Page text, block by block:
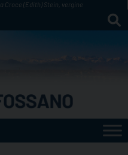
Croce (Edith) Stein, vergine